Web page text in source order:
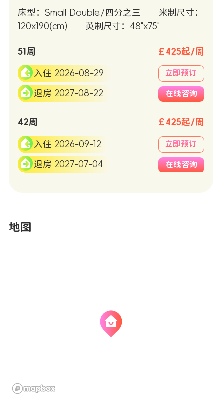
床型：Small Double/四分之三
米制尺寸：
120x190(cm)
英制尺寸：48"x75"
51周 ￡425起/周
入住 2026-08-29
退房 2027-08-22
立即预订
在线咨询
42周 ￡425起/周
入住 2026-09-12
退房 2027-07-04
立即预订
在线咨询
地图